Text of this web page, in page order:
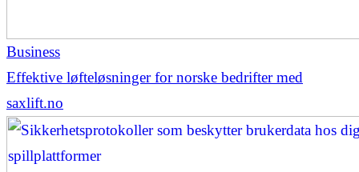
Business
Effektive løfteløsninger for norske bedrifter med
saxlift.no